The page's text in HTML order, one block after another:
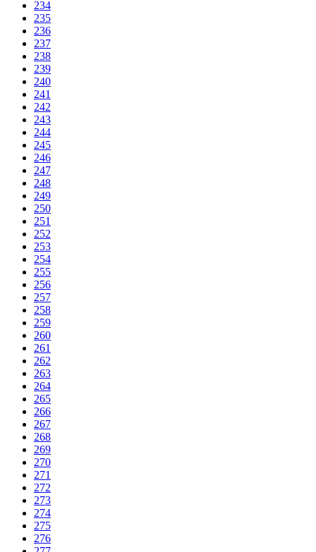
234
235
236
237
238
239
240
241
242
243
244
245
246
247
248
249
250
251
252
253
254
255
256
257
258
259
260
261
262
263
264
265
266
267
268
269
270
271
272
273
274
275
276